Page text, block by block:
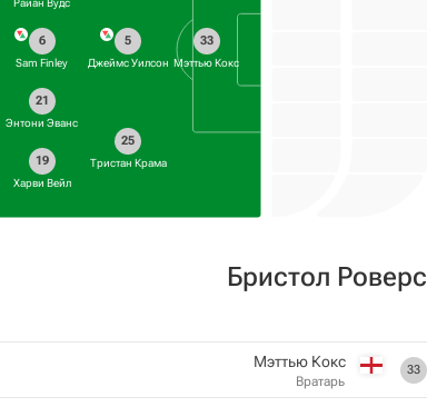
33
Мэттью Кокс
5
Джеймс Уилсон
25
Тристан Крама
Райан Вудс
6
Sam Finley
21
Энтони Эванс
19
Харви Вейл
Бристол Роверс
33
Мэттью Кокс
Вратарь